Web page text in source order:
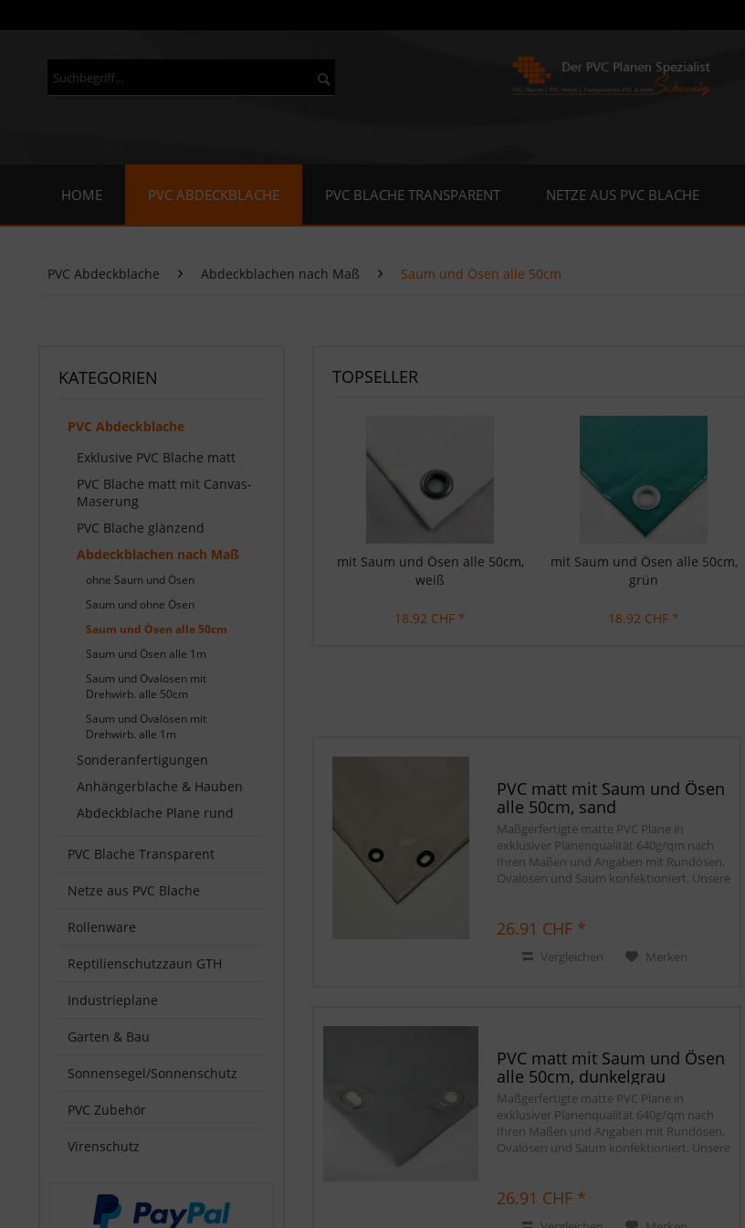
HOME PVC ABDECKBLACHE PVC BLACHE TRANSPARENT NETZE AUS PVC BLACHE
PVC Abdeckblache Abdeckblachen nach Maß Saum und Ösen alle 50cm
KATEGORIEN
PVC Abdeckblache
Exklusive PVC Blache matt
PVC Blache matt mit Canvas-
Maserung
PVC Blache glänzend
Abdeckblachen nach Maß
ohne Saum und Ösen
Saum und ohne Ösen
Saum und Ösen alle 50cm
Saum und Ösen alle 1m
Saum und Ovalösen mit
Drehwirb. alle 50cm
Saum und Ovalösen mit
Drehwirb. alle 1m
Sonderanfertigungen
Anhängerblache & Hauben
Abdeckblache Plane rund
PVC Blache Transparent
Netze aus PVC Blache
Rollenware
Reptilienschutzzaun GTH
Industrieplane
Garten & Bau
Sonnensegel/Sonnenschutz
PVC Zubehör
Virenschutz
TOPSELLER
mit Saum und Ösen alle 50cm,
weiß
18.92 CHF *
mit Saum und Ösen alle 50cm,
grün
18.92 CHF *
PVC matt mit Saum und Ösen
alle 50cm, sand
Maßgerfertigte matte PVC Plane in
exklusiver Planenqualität 640g/qm nach
Ihren Maßen und Angaben mit Rundösen,
Ovalösen und Saum konfektioniert. Unsere
Saum in der...
26.91 CHF *
Vergleichen Merken
PVC matt mit Saum und Ösen
alle 50cm, dunkelgrau
Maßgerfertigte matte PVC Plane in
exklusiver Planenqualität 640g/qm nach
Ihren Maßen und Angaben mit Rundösen,
Ovalösen und Saum konfektioniert. Unsere
Saum in der...
26.91 CHF *